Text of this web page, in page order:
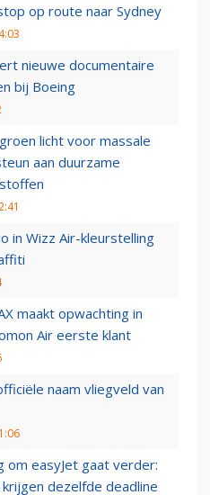
op route naar Sydney
nieuwe documentaire
bij Boeing
licht voor massale
aan duurzame
in Wizz Air-kleurstelling
maakt opwachting in
Air eerste klant
naam vliegveld van
om easyJet gaat verder:
dezelfde deadline